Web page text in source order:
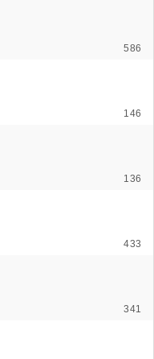
586
146
136
433
341